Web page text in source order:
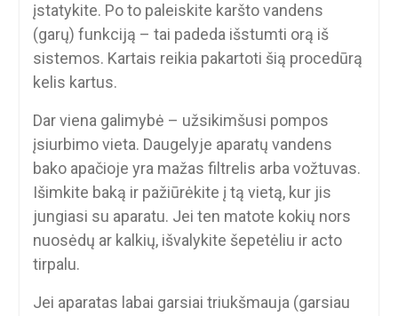
įstatykite. Po to paleiskite karšto vandens
(garų) funkciją – tai padeda išstumti orą iš
sistemos. Kartais reikia pakartoti šią procedūrą
kelis kartus.
Dar viena galimybė – užsikimšusi pompos
įsiurbimo vieta. Daugelyje aparatų vandens
bako apačioje yra mažas filtrelis arba vožtuvas.
Išimkite baką ir pažiūrėkite į tą vietą, kur jis
jungiasi su aparatu. Jei ten matote kokių nors
nuosėdų ar kalkių, išvalykite šepetėliu ir acto
tirpalu.
Jei aparatas labai garsiai triukšmauja (garsiau